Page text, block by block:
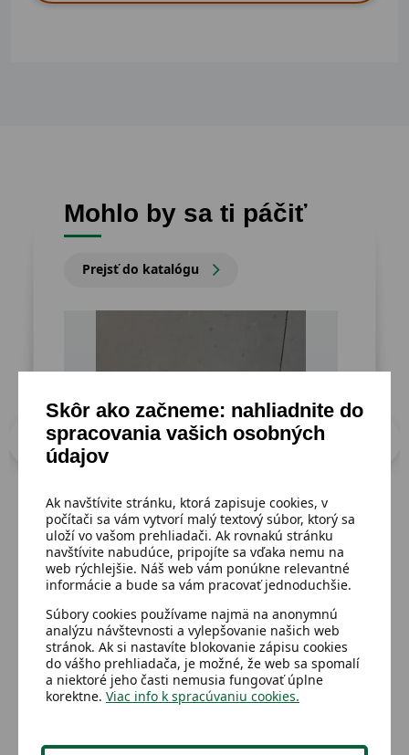
Mohlo by sa ti páčiť
Prejsť do katalógu
Dostupný
Decové poháriky, 4ks
Detail 2,02 €
Skôr ako začneme: nahliadnite do
spracovania vašich osobných
údajov
Ak navštívite stránku, ktorá zapisuje cookies, v
počítači sa vám vytvorí malý textový súbor, ktorý sa
uloží vo vašom prehliadači. Ak rovnakú stránku
navštívite nabudúce, pripojíte sa vďaka nemu na
web rýchlejšie. Náš web vám ponúkne relevantné
informácie a bude sa vám pracovať jednoduchšie.
Súbory cookies používame najmä na anonymnú
analýzu návštevnosti a vylepšovanie našich web
stránok. Ak si nastavíte blokovanie zápisu cookies
do vášho prehliadača, je možné, že web sa spomalí
a niektoré jeho časti nemusia fungovať úplne
korektne. Viac info k spracúvaniu cookies.